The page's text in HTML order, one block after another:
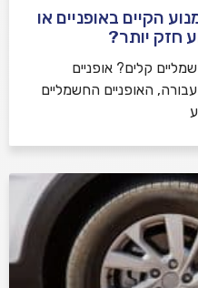
הקיים באופניים או
חזק יותר?
קלים? אופניים
האופניים החשמליים